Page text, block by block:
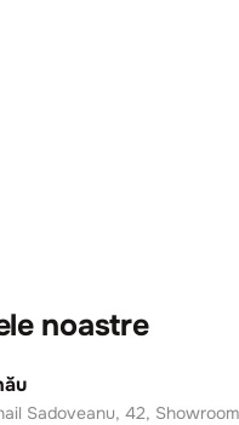
noastre
Sadoveanu, 42, Showroom